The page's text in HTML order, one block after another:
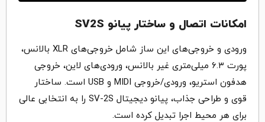
امکانات اتصال و ساختار پیانو SV2S
ورودی و خروجی‌های این ساز شامل خروجی‌های XLR بالانس،
پورت ۶.۳ میلی‌متری غیر بالانس، ورودی‌های لاین، خروجی
هدفون استریو، ورودی/خروجی MIDI و USB است. ساختار
قوی و طراحی جذاب، پیانو دیجیتال SV-2S را به انتخابی عالی
برای هر محیط اجرا تبدیل کرده است.